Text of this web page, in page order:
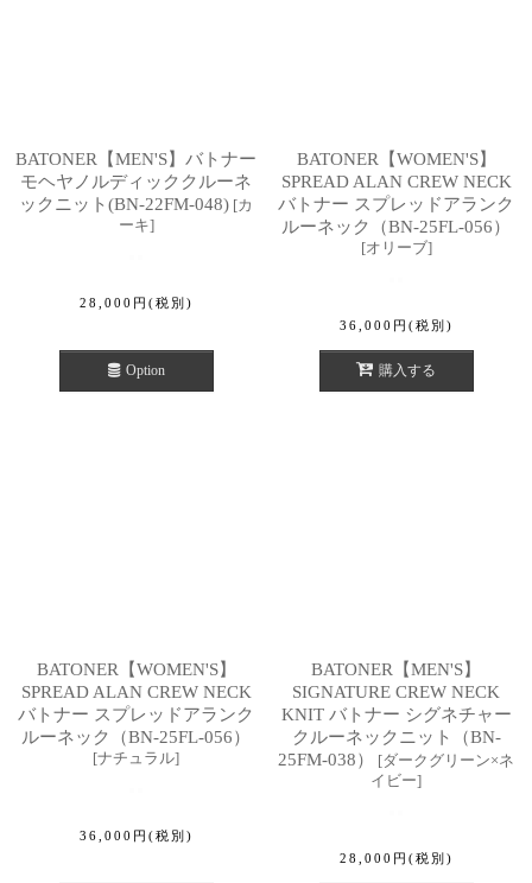
BATONER【MEN'S】バトナー
モヘヤノルディッククルーネ
ックニット(BN-22FM-048) [カ
ーキ]
28,000 円 (税別)
Option
BATONER【WOMEN'S】
SPREAD ALAN CREW NECK
バトナー スプレッドアランク
ルーネック（BN-25FL-056）
[オリーブ]
36,000 円 (税別)
購入する
BATONER【WOMEN'S】
SPREAD ALAN CREW NECK
バトナー スプレッドアランク
ルーネック（BN-25FL-056）
[ナチュラル]
36,000 円 (税別)
BATONER【MEN'S】
SIGNATURE CREW NECK
KNIT バトナー シグネチャー
クルーネックニット（BN-
25FM-038）
[ダークグリーン×ネ
イビー]
28,000 円 (税別)